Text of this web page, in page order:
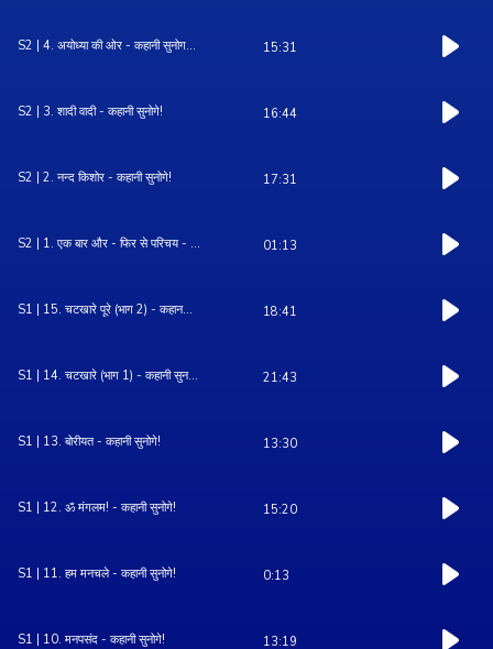
S2 | 4. अयोध्या की ओर - कहानी सुनोग... 15:31
S2 | 3. शादी वादी - कहानी सुनोगे! 16:44
S2 | 2. नन्द किशोर - कहानी सुनोगे! 17:31
S2 | 1. एक बार और - फिर से परिचय - ... 01:13
S1 | 15. चटखारे पूरे (भाग 2) - कहान... 18:41
S1 | 14. चटखारे (भाग 1) - कहानी सुन... 21:43
S1 | 13. बोरीयत - कहानी सुनोगे! 13:30
S1 | 12. ॐ मंगलम! - कहानी सुनोगे! 15:20
S1 | 11. हम मनचले - कहानी सुनोगे! 0:13
S1 | 10. मनपसंद - कहानी सुनोगे! 13:19